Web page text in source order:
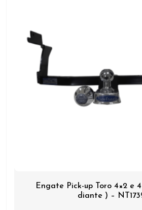
Engate Pick-up Toro 4×2 e
diante ) –